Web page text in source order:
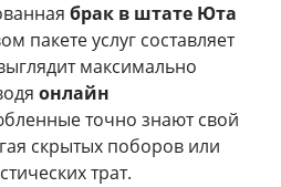
брак в штате Юта
пакете услуг составляет
максимально
онлайн
точно знают свой
скрытых поборов или
трат.